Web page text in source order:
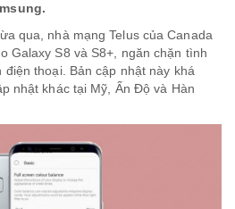
qua, nhà mạng Telus của Canada
Galaxy S8 và S8+, ngăn chặn tình
thoại. Bản cập nhật này khá
nhật khác tại Mỹ, Ấn Độ và Hàn